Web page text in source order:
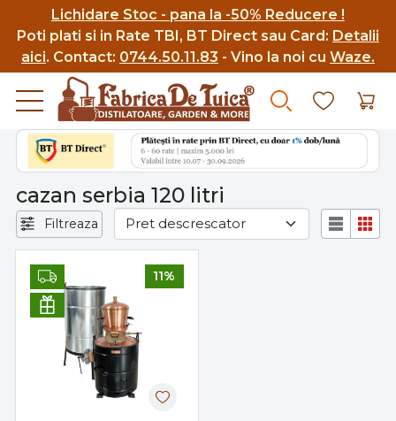
Lichidare Stoc - pana la -50% Reducere !
Poti plati si in Rate TBI, BT Direct sau Card: Detalii
aici. Contact: 0744.50.11.83 - Vino la noi cu Waze.
cazan serbia 120 litri
Filtreaza
11%